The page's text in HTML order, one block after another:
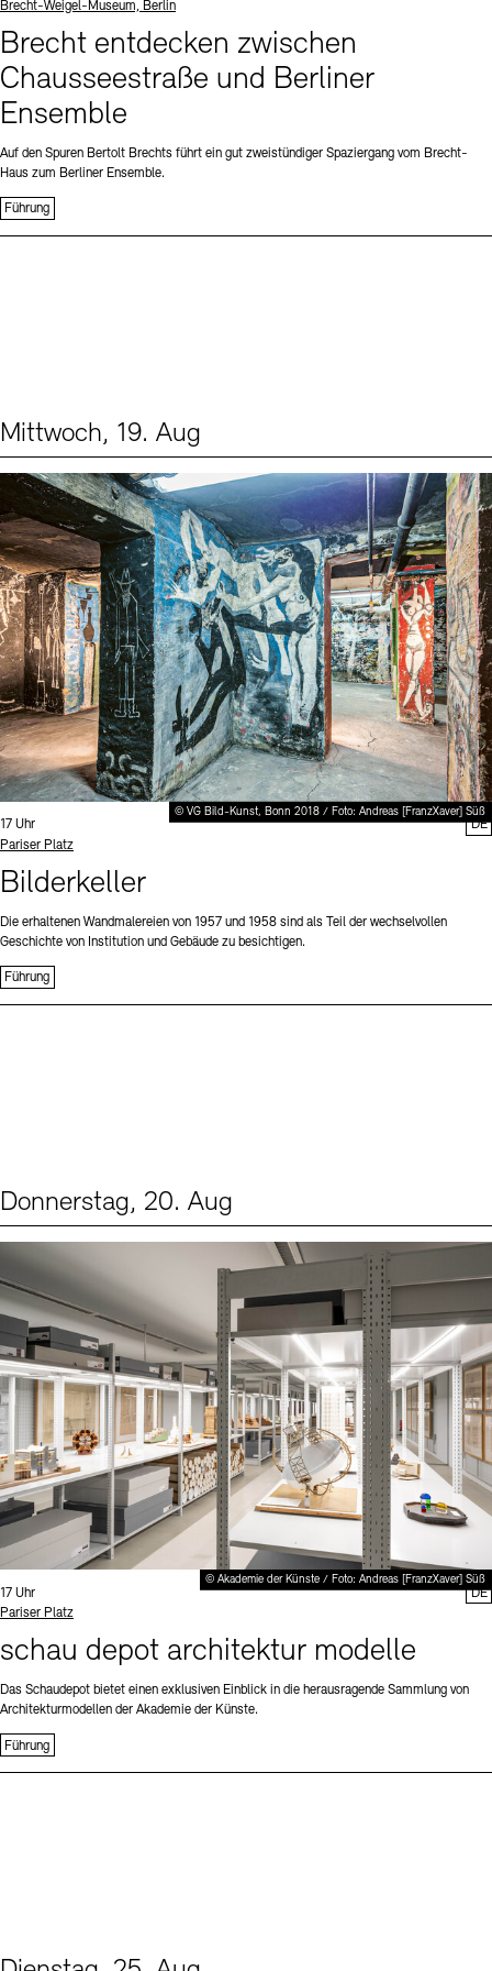
Standort
Brecht-Weigel-Museum, Berlin
Brecht entdecken zwischen
Chausseestraße und Berliner
Ensemble
Auf den Spuren Bertolt Brechts führt ein gut zweistündiger Spaziergang vom Brecht-
Haus zum Berliner Ensemble.
Führung
Mittwoch, 19. Aug
© VG Bild-Kunst, Bonn 2018 / Foto: Andreas [FranzXaver] Süß
Uhrzeit:
17 Uhr
Standort
Pariser Platz
Bilderkeller
Die erhaltenen Wandmalereien von 1957 und 1958 sind als Teil der wechselvollen
Geschichte von Institution und Gebäude zu besichtigen.
Führung
DE
Donnerstag, 20. Aug
© Akademie der Künste / Foto: Andreas [FranzXaver] Süß
Uhrzeit:
17 Uhr
Standort
Pariser Platz
schau depot architektur modelle
Das Schaudepot bietet einen exklusiven Einblick in die herausragende Sammlung von
Architekturmodellen der Akademie der Künste.
Führung
DE